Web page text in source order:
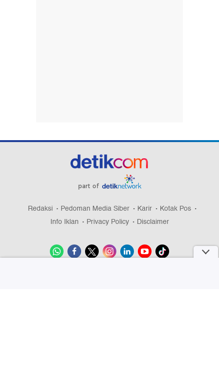
part of
Redaksi Pedoman Media Siber Karir
Kotak Pos
Info Iklan
Privacy Policy Disclaimer